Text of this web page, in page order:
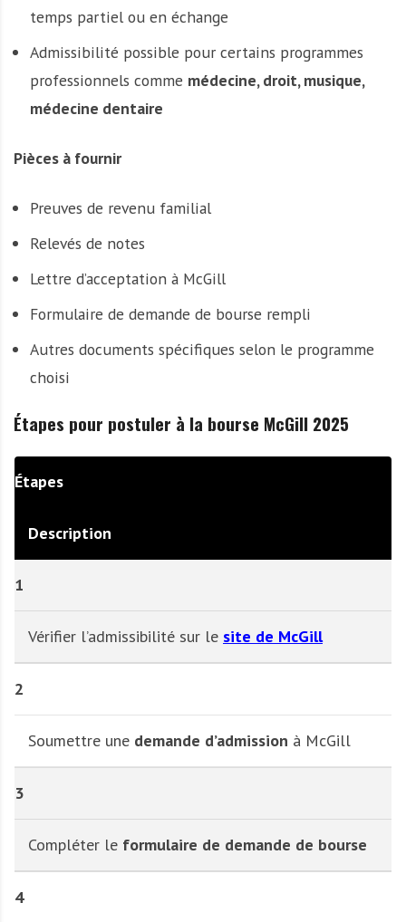
temps partiel ou en échange
Admissibilité possible pour certains programmes
professionnels comme médecine, droit, musique,
médecine dentaire
Pièces à fournir
Preuves de revenu familial
Relevés de notes
Lettre d’acceptation à McGill
Formulaire de demande de bourse rempli
Autres documents spécifiques selon le programme
choisi
Étapes pour postuler à la bourse McGill 2025
Étapes
Description
1
Vérifier l’admissibilité sur le site de McGill
2
Soumettre une demande d’admission à McGill
3
Compléter le formulaire de demande de bourse
4